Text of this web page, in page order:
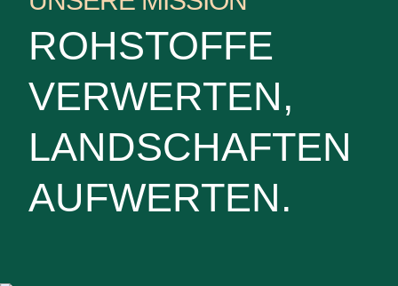
ROHSTOFFE
VERWERTEN,
LANDSCHAFTEN
AUFWERTEN.